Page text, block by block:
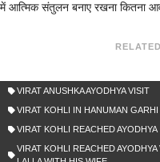
में आत्मिक संतुलन बनाए रखना कितना
VIRAT ANUSHKA AYODHYA VISIT
VIRAT KOHLI IN HANUMAN
VIRAT KOHLI REACHED AYODHYA
VIRAT KOHLI REACHED